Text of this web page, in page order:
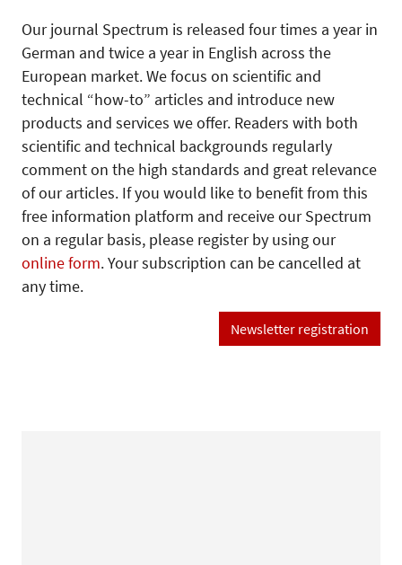
Our journal Spectrum is released four times a year in
German and twice a year in English across the
European market. We focus on scientific and
technical “how-to” articles and introduce new
products and services we offer. Readers with both
scientific and technical backgrounds regularly
comment on the high standards and great relevance
of our articles. If you would like to benefit from this
free information platform and receive our Spectrum
on a regular basis, please register by using our
online form. Your subscription can be cancelled at
any time.
Newsletter registration